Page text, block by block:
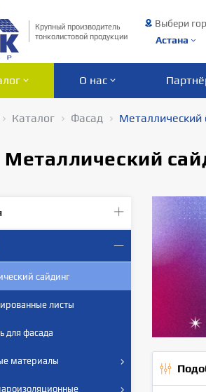
Крупный производитель
тонколистовой продукции
Выбери
Астана
О нас
Каталог Фасад Металлический
Металлический
сайдинг
листы
для фасада
материалы